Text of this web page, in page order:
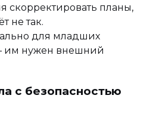
скорректировать планы,
не так.
для младших
им нужен внешний
с безопасностью